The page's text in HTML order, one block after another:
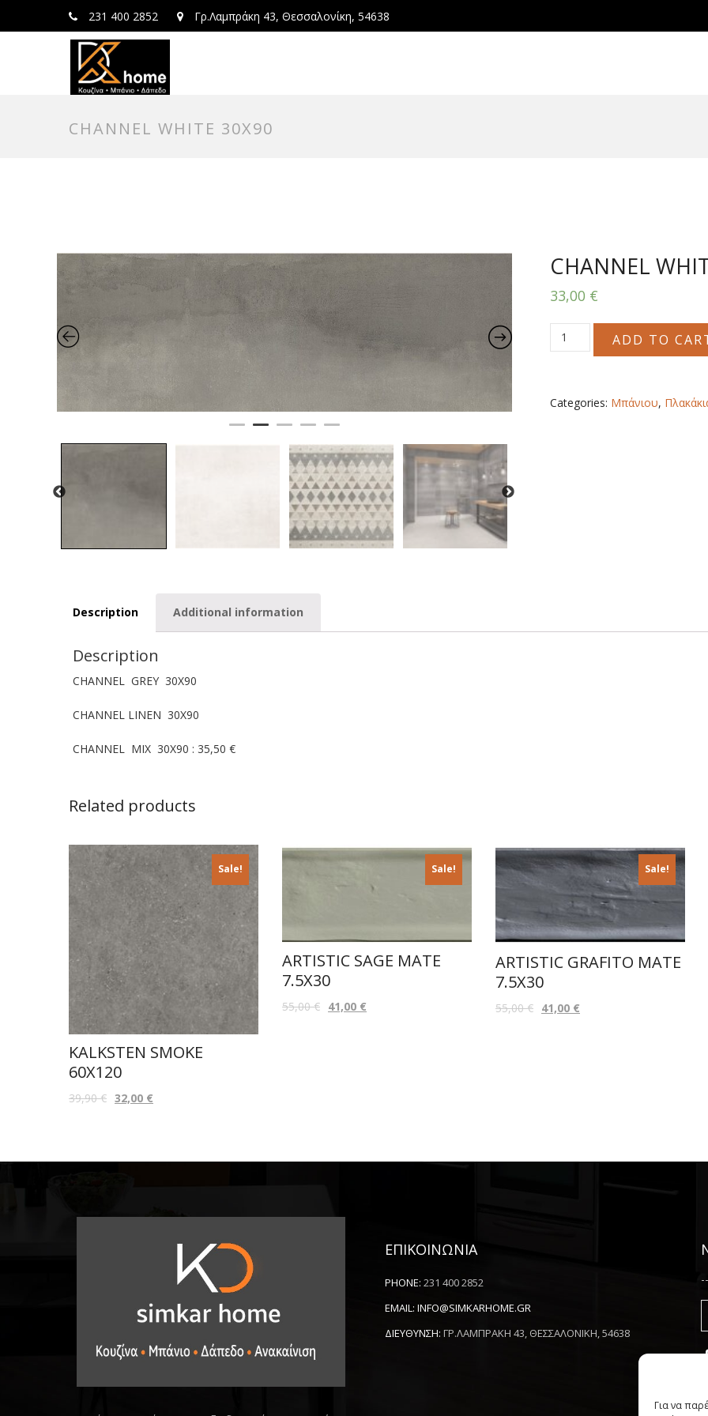
Για να
231 400 2852 Γρ.Λαμπράκη 43, Θεσσαλονίκη, 54638
CHANNEL WHITE 30X90
CHANNEL
33,00 €
CHANNEL
WHITE
ADD TO
Categories: Μπάνιου,
Description Additional information
Description
CHANNEL GREY 30X90
CHANNEL LINEN 30X90
CHANNEL MIX 30X90 : 35,50 €
Related products
Sale!
KALKSTEN SMOKE
60X120
39,90€ 32,00 €
Sale!
ARTISTIC SAGE MATE
7.5X30
55,00€ 41,00 €
Sale!
ARTISTIC GRAFITO MATE
7.5X30
55,00€ 41,00 €
ΕΠΙΚΟΙΝΩΝΙΑ
PHONE: 231 400 2852
EMAIL: INFO@SIMKARHOME.GR
ΔΙΕΥΘΥΝΣΗ: ΓΡ.ΛΑΜΠΡΑΚΗ 43, ΘΕΣΣΑΛΟΝΙΚΗ, 54638